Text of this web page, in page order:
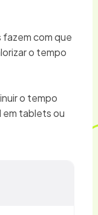
fazem com que
o tempo
o tempo
em tablets ou